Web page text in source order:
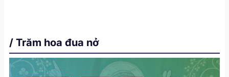
/ Trăm hoa đua nở